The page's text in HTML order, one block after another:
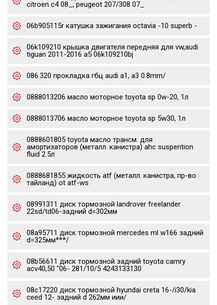
citroen c4 08_, peugeot 207/308 07_
06b905115r катушка зажигания octavia -10 superb -
06k109210 крышка двигателя передняя для vw,audi
tiguan 2011-2016 a5 06k109210bj
086.320 прокладка гбц audi a1, a3 0.8mm/
0888013206 масло моторное toyota sp 0w-20, 1л
0888013706 масло моторное toyota sp 5w30, 1л
0888601805 toyota масло трансм. для
амортизаторов (металл. канистра) ahc suspention
fluid 2.5л
0888681855 жидкость atf (металл. канистра, пр-во
тайланд) ot atf-ws
08991311 диск тормозной landrover freelander
22sd/td06-задний d=302мм
08a95711 диск тормозной mercedes ml w166 задний
d=325мм***/
08b56611 диск тормозной задний toyota camry
acv40,50 "06- 281/10/5 4243133130
08c17220 диск тормозной hyundai creta 16-/i30/kia
ceed 12- задний d 262мм иии/